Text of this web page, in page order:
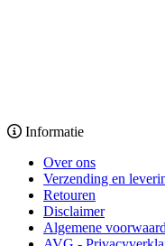
Informatie
Over ons
Verzending en
Retouren
Disclaimer
Algemene